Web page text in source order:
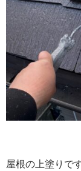
屋根の上塗りで